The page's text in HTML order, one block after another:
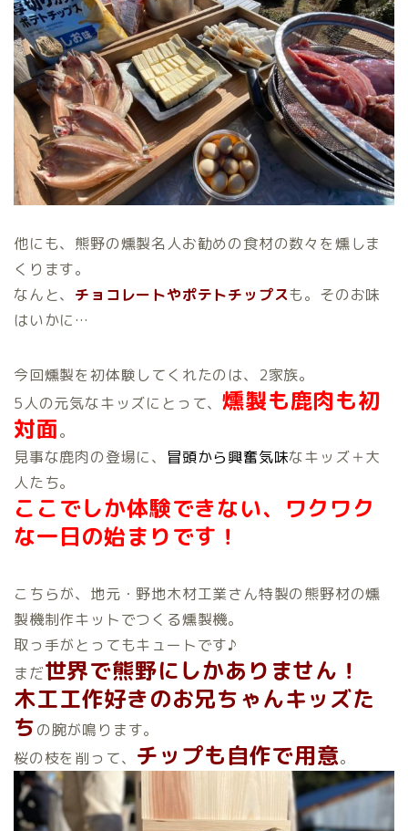
他にも、熊野の燻製名人お勧めの食材の数々を燻しま
くります。
なんと、 チョコレートやポテトチップスも。そのお味
はいかに…
今回燻製を初体験してくれたのは、2家族。
5人の元気なキッズにとって、燻製も鹿肉も初
対面。
見事な鹿肉の登場に、 冒頭から興奮気味なキッズ＋大
人たち。
ここでしか体験できない、ワクワク
な一日の始まりです！
こちらが、地元・野地木材工業さん特製の熊野材の燻
製機制作キットでつくる燻製機。
取っ手がとってもキュートです♪
まだ世界で熊野にしかありません！
木工工作好きのお兄ちゃんキッズた
ちの腕が鳴ります。
桜の枝を削って、 チップも自作で用意。